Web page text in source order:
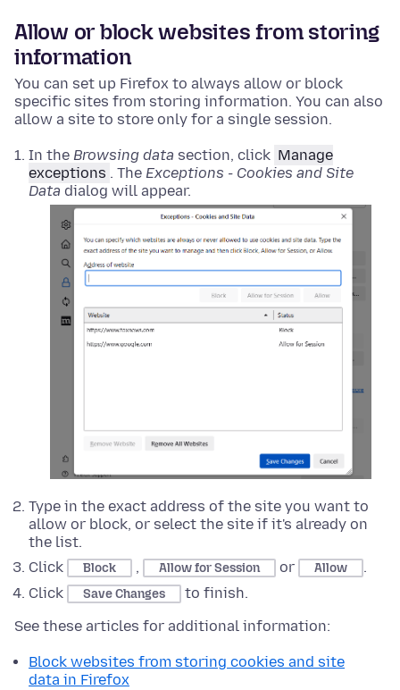
Allow or block websites from storing
information
You can set up Firefox to always allow or block
specific sites from storing information. You can also
allow a site to store only for a single session.
In the Browsing data section, click Manage
exceptions . The Exceptions - Cookies and Site
Data dialog will appear.
Type in the exact address of the site you want to
allow or block, or select the site if it's already on
the list.
Click
Block , Allow for Session or Allow
.
Click
Save Changes
to finish.
See these articles for additional information:
Block websites from storing cookies and site
data in Firefox